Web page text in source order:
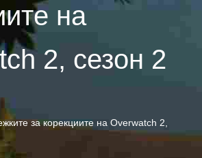
на
2, сезон 2
за корекциите на Overwatch 2,